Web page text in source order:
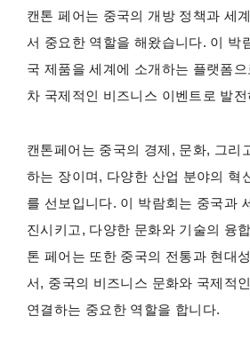
캔톤 페어는 중국의 개방 정책과 세
서 중요한 역할을 해왔습니다. 이 박
국 제품을 세계에 소개하는 플랫폼
차 국제적인 비즈니스 이벤트로 발
캔톤페어는 중국의 경제, 문화, 그리
하는 장이며, 다양한 산업 분야의 혁
를 선보입니다. 이 박람회는 중국과
진시키고, 다양한 문화와 기술의 융
톤 페어는 또한 중국의 전통과 현대
서, 중국의 비즈니스 문화와 국제적
연결하는 중요한 역할을 합니다.